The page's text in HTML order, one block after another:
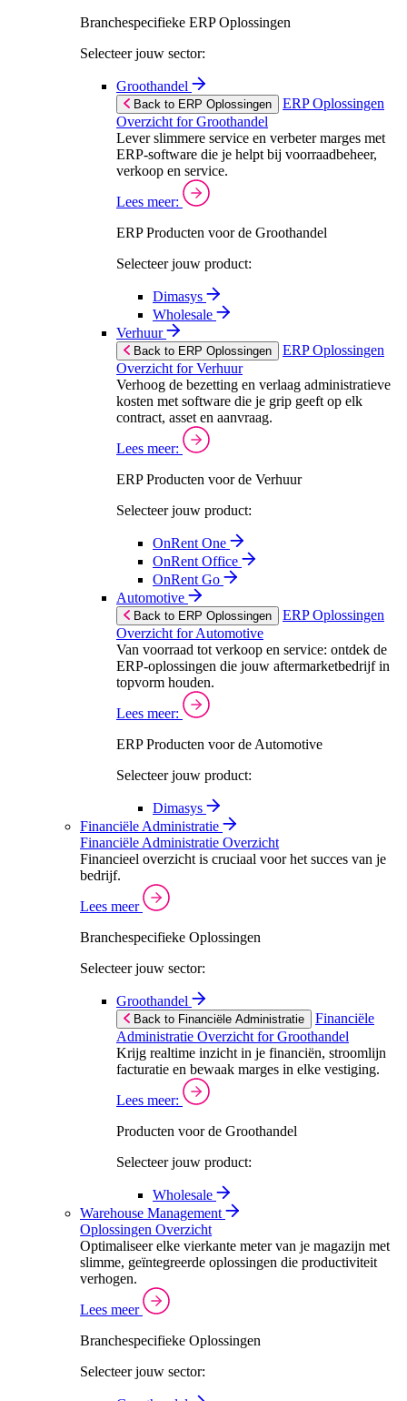
Branchespecifieke ERP Oplossingen
Selecteer jouw sector:
Groothandel
Back to ERP Oplossingen
ERP Oplossingen
Overzicht for Groothandel
Lever slimmere service en verbeter marges met
ERP-software die je helpt bij voorraadbeheer,
verkoop en service.
Lees meer:
ERP Producten voor de Groothandel
Selecteer jouw product:
Dimasys
Wholesale
Verhuur
Back to ERP Oplossingen
ERP Oplossingen
Overzicht for Verhuur
Verhoog de bezetting en verlaag administratieve
kosten met software die je grip geeft op elk
contract, asset en aanvraag.
Lees meer:
ERP Producten voor de Verhuur
Selecteer jouw product:
OnRent One
OnRent Office
OnRent Go
Automotive
Back to ERP Oplossingen
ERP Oplossingen
Overzicht for Automotive
Van voorraad tot verkoop en service: ontdek de
ERP-oplossingen die jouw aftermarketbedrijf in
topvorm houden.
Lees meer:
ERP Producten voor de Automotive
Selecteer jouw product:
Dimasys
Financiële Administratie
Financiële Administratie Overzicht
Financieel overzicht is cruciaal voor het succes van je
bedrijf.
Lees meer
Branchespecifieke Oplossingen
Selecteer jouw sector:
Groothandel
Back to Financiële Administratie
Financiële
Administratie Overzicht for Groothandel
Krijg realtime inzicht in je financiën, stroomlijn
facturatie en bewaak marges in elke vestiging.
Lees meer:
Producten voor de Groothandel
Selecteer jouw product:
Wholesale
Warehouse Management
Oplossingen Overzicht
Optimaliseer elke vierkante meter van je magazijn met
slimme, geïntegreerde oplossingen die productiviteit
verhogen.
Lees meer
Branchespecifieke Oplossingen
Selecteer jouw sector: